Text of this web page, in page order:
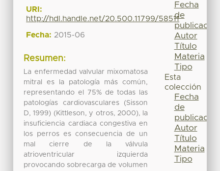
URI:
http://hdl.handle.net/20.500.11799/58511
Fecha: 2015-06
Resumen:
La enfermedad valvular mixomatosa
mitral es la patología más común,
representando el 75% de todas las
patologías cardiovasculares (Sisson
D, 1999) (Kittleson, y otros, 2000), la
insuficiencia cardiaca congestiva en
los perros es consecuencia de un
mal cierre de la válvula
atrioventricular izquierda
provocando sobrecarga de volumen
Fecha
de
publicación
Autor
Título
Materia
Tipo
Esta
colección
Fecha
de
publicación
Autor
Título
Materia
Tipo